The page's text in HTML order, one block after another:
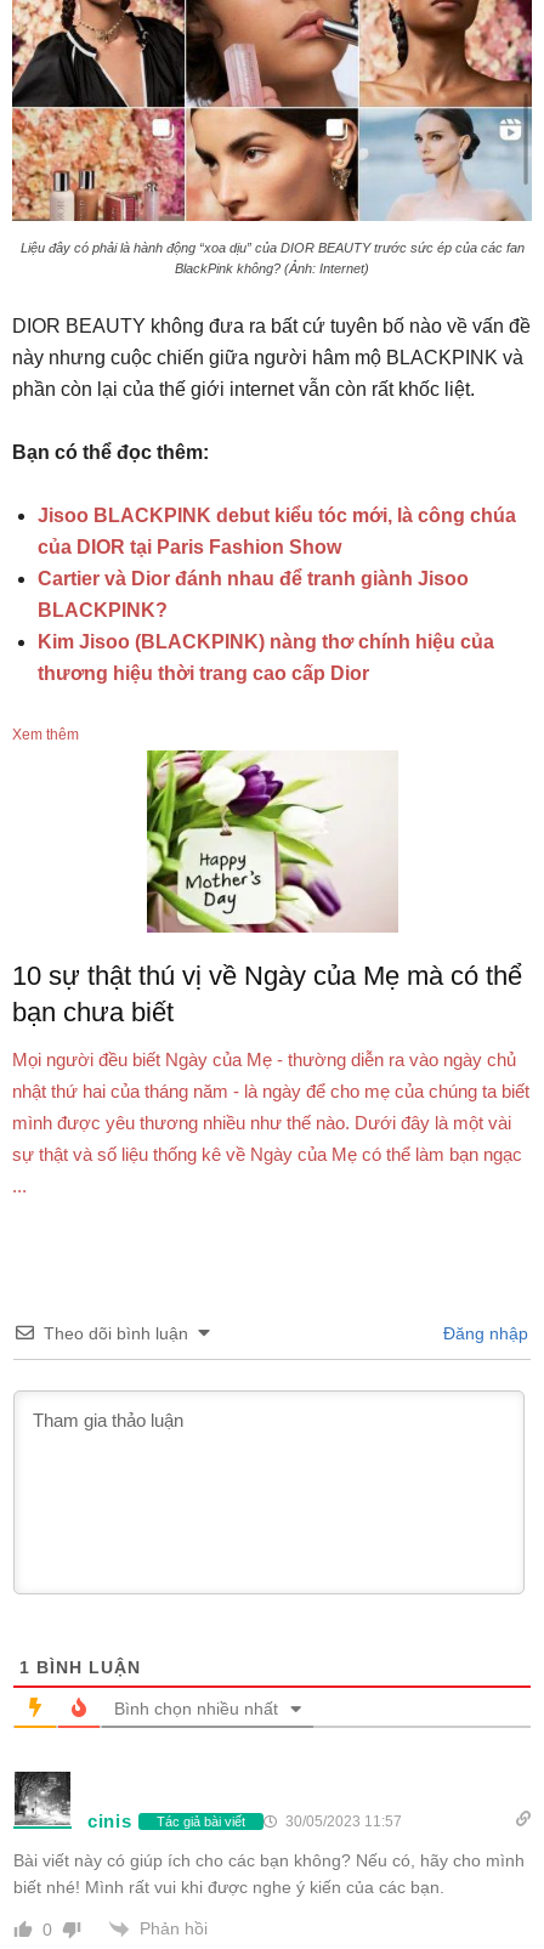
Liệu đây có phải là hành động “xoa dịu” của DIOR BEAUTY trước sức ép của các fan
BlackPink không? (Ảnh: Internet)
DIOR BEAUTY không đưa ra bất cứ tuyên bố nào về vấn đề
này nhưng cuộc chiến giữa người hâm mộ BLACKPINK và
phần còn lại của thế giới internet vẫn còn rất khốc liệt.
Bạn có thể đọc thêm:
Jisoo BLACKPINK debut kiểu tóc mới, là công chúa
của DIOR tại Paris Fashion Show
Cartier và Dior đánh nhau để tranh giành Jisoo
BLACKPINK?
Kim Jisoo (BLACKPINK) nàng thơ chính hiệu của
thương hiệu thời trang cao cấp Dior
Xem thêm
10 sự thật thú vị về Ngày của Mẹ mà có thể
bạn chưa biết
Mọi người đều biết Ngày của Mẹ - thường diễn ra vào ngày chủ
nhật thứ hai của tháng năm - là ngày để cho mẹ của chúng ta biết
mình được yêu thương nhiều như thế nào. Dưới đây là một vài
sự thật và số liệu thống kê về Ngày của Mẹ có thể làm bạn ngạc
...
Theo dõi bình luận Đăng nhập
1 BÌNH LUẬN
Bình chọn nhiều nhất
cinis Tác giả bài viết 30/05/2023 11:57
Bài viết này có giúp ích cho các bạn không? Nếu có, hãy cho mình
biết nhé! Mình rất vui khi được nghe ý kiến của các bạn.
0 Phản hồi